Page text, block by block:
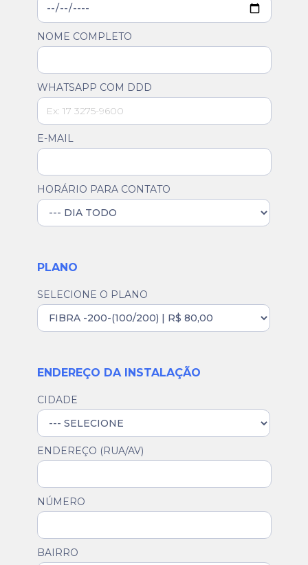
NOME COMPLETO
WHATSAPP COM DDD
E-MAIL
HORÁRIO PARA CONTATO
PLANO
SELECIONE O PLANO
ENDEREÇO DA INSTALAÇÃO
CIDADE
ENDEREÇO (RUA/AV)
NÚMERO
BAIRRO